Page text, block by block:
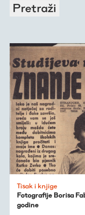
Pretraži
Tisak i knjige
Fotografije Borisa
godine